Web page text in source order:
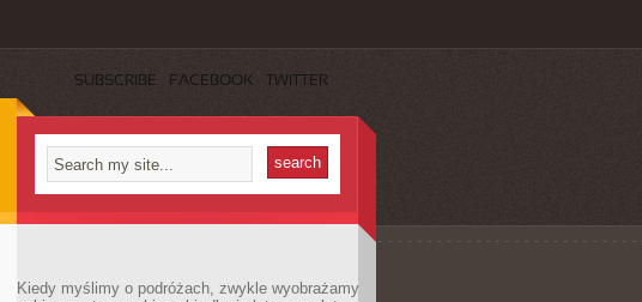
SUBSCRIBE FACEBOOK TWITTER
Kiedy myślimy o podróżach, zwykle wyobrażamy